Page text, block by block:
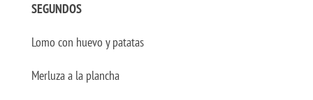
SEGUNDOS
Lomo con huevo y patatas
Merluza a la plancha